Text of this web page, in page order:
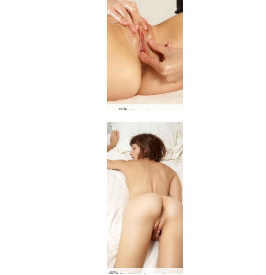
Flora fingraði